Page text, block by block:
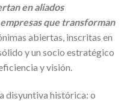
en aliados
que transforman
abiertas, inscritas en
y un socio estratégico
y visión.
disyuntiva histórica: o